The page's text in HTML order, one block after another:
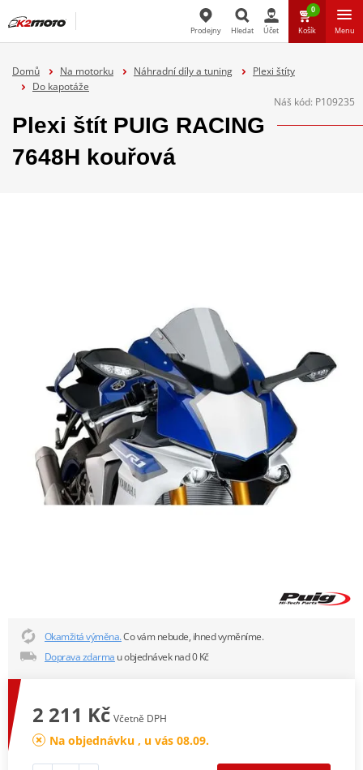
Prodejny Hledat Účet
0
Košík Menu
Domů Na motorku Náhradní díly a tuning
Plexi štíty
Do kapotáže
Náš kód: P109235
Plexi štít PUIG RACING
7648H kouřová
Okamžitá výměna.Co vám nebude, ihned vyměníme.
Doprava zdarma u objednávek nad 0 Kč
2 211 Kč Včetně DPH
Na objednávku , u vás 08.09.